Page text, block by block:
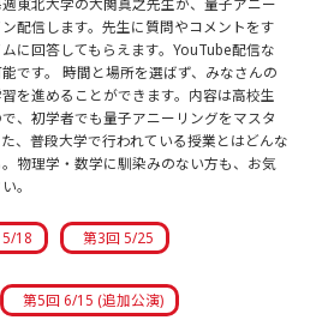
東北大学の大関真之先生が、量子アニー
配信します。先生に質問やコメントをす
に回答してもらえます。YouTube配信な
です。 時間と場所を選ばず、みなさんの
を進めることができます。内容は高校生
、初学者でも量子アニーリングをマスタ
、普段大学で行われている授業とはどんな
物理学・数学に馴染みのない方も、お気
。
18 第3回 5/25
第5回 6/15 (追加公演)